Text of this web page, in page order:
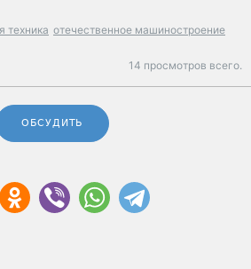
техника отечественное машиностроение
14 просмотров всего.
ОБСУДИТЬ